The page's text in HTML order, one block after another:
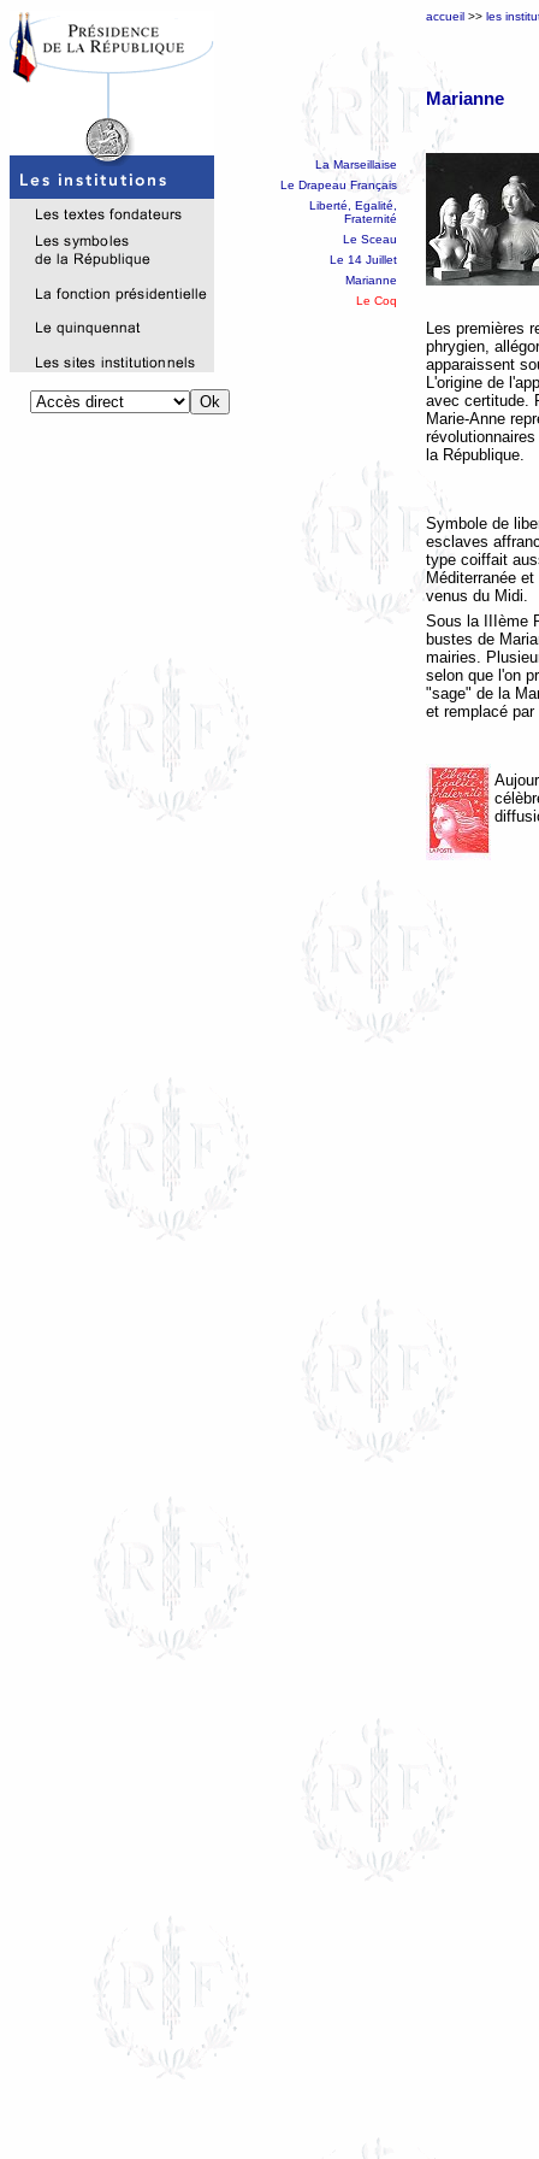
La Marseillaise
Le Drapeau Français
Liberté, Egalité,
Fraternité
Le Sceau
Le 14 Juillet
Marianne
Le Coq
accueil >> les
Marianne
Les premières
phrygien,
apparaissent
L'origine de
avec certitude.
Marie-Anne
la République.
Symbole de
esclaves
type coiffait
Méditerranée
venus du Midi.
Sous la IIIème
bustes de
mairies.
selon que l'on
"sage" de la
et remplacé par